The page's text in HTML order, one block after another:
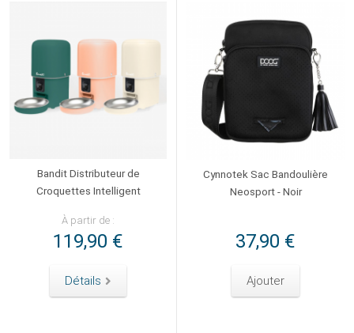
Bandit Distributeur de
Croquettes Intelligent
À partir de :
119,90 €
Détails
Cynnotek Sac Bandoulière
Neosport - Noir
37,90 €
Ajouter